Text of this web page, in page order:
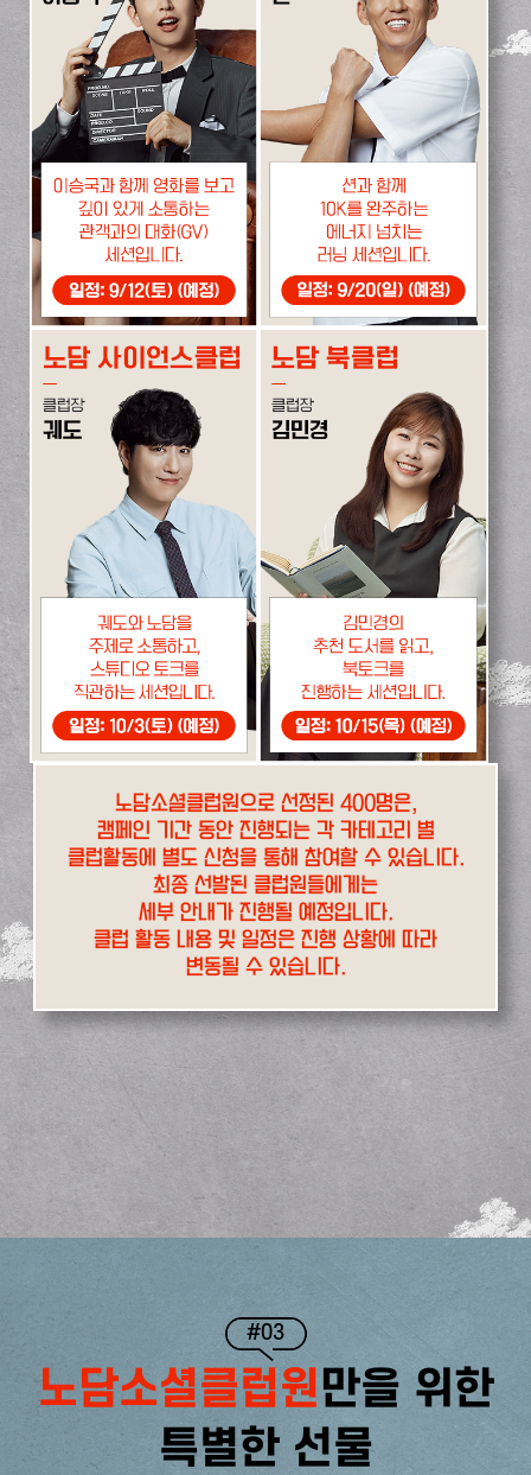
노담소셜클럽원으로 선정된 400명은,
캠페인 기간 동안 진행되는 각 카테고리 별
클럽활동에 별도 신청을 통해 참여할 수 있습니다.
최종 선발된 클럽원들에게는
세부 안내가 진행될 예정입니다.
클럽 활동 내용 및 일정은 진행 상황에 따라
변동될 수 있습니다.
#03
노담소셜클럽원만을 위한
특별한 선물